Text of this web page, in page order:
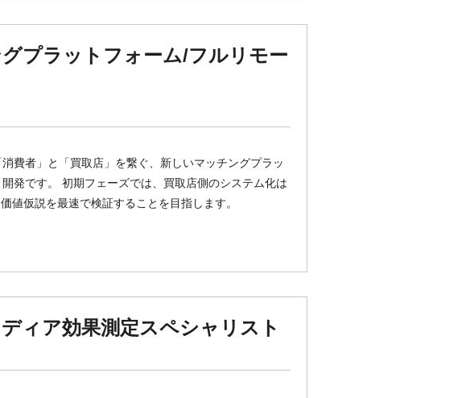
プラットフォーム/フルリモー
費者」と「買取店」を繋ぐ、新しいマッチングプラッ
発です。 初期フェーズでは、買取店側のシステム化は
値仮説を最速で検証することを目指します。
ィア効果測定スペシャリスト